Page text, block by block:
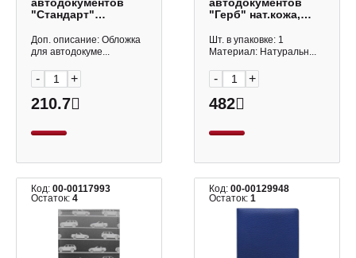
"Стандарт"
коричневый
ОП-7706 Миленд
Доп. описание: Обложка
для автодокуме...
- +
210.7
"Герб" нат.кожа,
Imige
Шт. в упаковке: 1
Материал: Натуральн...
- +
482
Код: 00-00117993
Остаток: 4
Код:00-00129948
Остаток:1